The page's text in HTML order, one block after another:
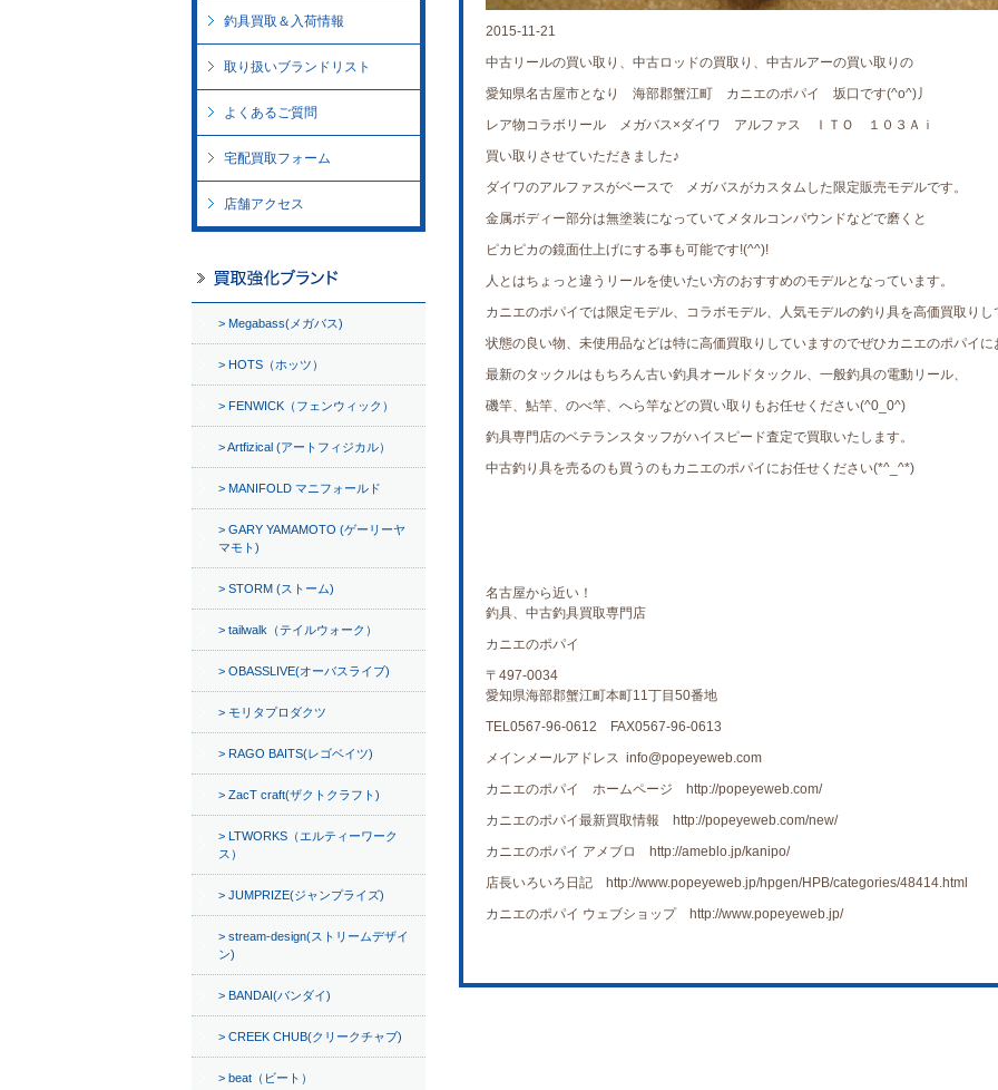
2015-11-21
中古リールの買い取り、中古ロッドの買取り、中古ルアーの買い取りの
愛知県名古屋市となり 海部郡蟹江町 カニエのポパイ 坂口です(^o^)丿
レア物コラボリール メガバス×ダイワ アルファス ＩＴＯ １０３Ａｉ
買い取りさせていただきました♪
ダイワのアルファスがベースで メガバスがカスタムした限定販売モデルです。
金属ボディー部分は無塗装になっていてメタルコンパウンドなどで磨くと
ピカピカの鏡面仕上げにする事も可能です!(^^)!
人とはちょっと違うリールを使いたい方のおすすめのモデルとなっています。
カニエのポパイでは限定モデル、コラボモデル、人気モデルの釣り具を高価買取りし
状態の良い物、未使用品などは特に高価買取りしていますのでぜひカニエのポパイに
最新のタックルはもちろん古い釣具オールドタックル、一般釣具の電動リール、
磯竿、鮎竿、のべ竿、へら竿などの買い取りもお任せください(^0_0^)
釣具専門店のベテランスタッフがハイスピード査定で買取いたします。
中古釣り具を売るのも買うのもカニエのポパイにお任せください(*^_^*)
名古屋から近い！
釣具、中古釣具買取専門店
カニエのポパイ
〒497-0034
愛知県海部郡蟹江町本町11丁目50番地
TEL0567-96-0612 FAX0567-96-0613
メインメールアドレス info@popeyeweb.com
カニエのポパイ ホームページ http://popeyeweb.com/
カニエのポパイ最新買取情報 http://popeyeweb.com/new/
カニエのポパイ アメブロ http://ameblo.jp/kanipo/
店長いろいろ日記 http://www.popeyeweb.jp/hpgen/HPB/categories/48414.html
カニエのポパイ ウェブショップ http://www.popeyeweb.jp/
釣具買取＆入荷情報
取り扱いブランドリスト
よくあるご質問
宅配買取フォーム
店舗アクセス
Megabass(メガバス)
HOTS（ホッツ）
FENWICK（フェンウィック）
Artfizical (アートフィジカル）
MANIFOLD マニフォールド
GARY YAMAMOTO (ゲーリーヤ
マモト)
STORM (ストーム)
tailwalk（テイルウォーク）
OBASSLIVE(オーバスライブ)
モリタプロダクツ
RAGO BAITS(レゴベイツ)
ZacT craft(ザクトクラフト)
LTWORKS（エルティーワーク
ス）
JUMPRIZE(ジャンプライズ)
stream-design(ストリームデザイ
ン)
BANDAI(バンダイ)
CREEK CHUB(クリークチャブ)
beat（ビート）